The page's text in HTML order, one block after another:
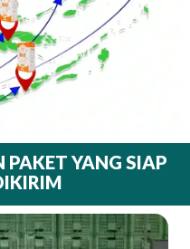
PAKET YANG SIAP